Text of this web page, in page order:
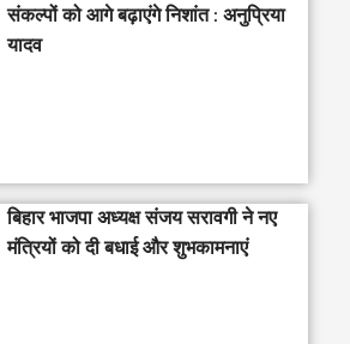
संकल्पों को आगे बढ़ाएंगे निशांत : अनुप्रिया
यादव
बिहार भाजपा अध्यक्ष संजय सरावगी ने नए
मंत्रियों को दी बधाई और शुभकामनाएं